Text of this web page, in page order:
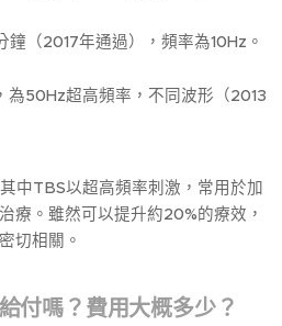
鐘（2017年通過），頻率為10Hz。
為50Hz超高頻率，不同波形（2013
中TBS以超高頻率刺激，常用於加
療。雖然可以提升約20%的療效，
切相關。
付嗎？費用大概多少？